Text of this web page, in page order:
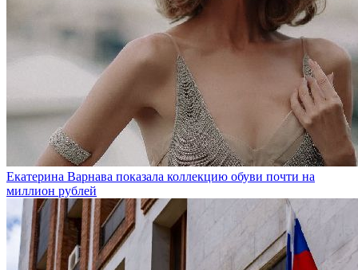
Екатерина Варнава показала коллекцию обуви почти на
миллион рублей